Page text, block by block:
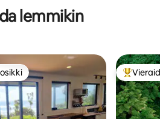
lemmikin
parhaimmistoa